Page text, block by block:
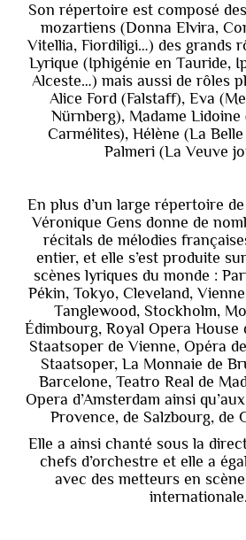
Son répertoire est composé
mozartiens (Donna Elvira,
Vitellia, Fiordiligi…) des grands
Lyrique (Iphigénie en Tauride,
Alceste…) mais aussi de rôles
Alice Ford (Falstaff), Eva
Nürnberg), Madame Lidoine
Carmélites), Hélène (La
Palmeri (La Veuve
En plus d’un large répertoire
Véronique Gens donne de
récitals de mélodies
entier, et elle s’est produite
scènes lyriques du monde :
Pékin, Tokyo, Cleveland,
Tanglewood, Stockholm,
Édimbourg, Royal Opera House
Staatsoper de Vienne, Opéra
Staatsoper, La Monnaie de
Barcelone, Teatro Real de
Opera d’Amsterdam ainsi
Provence, de Salzbourg, de
Elle a ainsi chanté sous la
chefs d’orchestre et elle a
avec des metteurs en
internationale.